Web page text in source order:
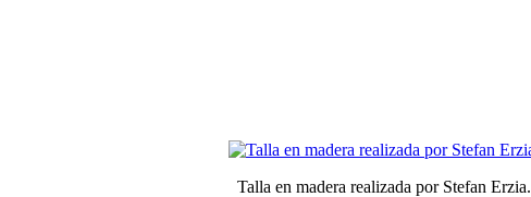
Talla en madera realizada por Stefan Erzia.